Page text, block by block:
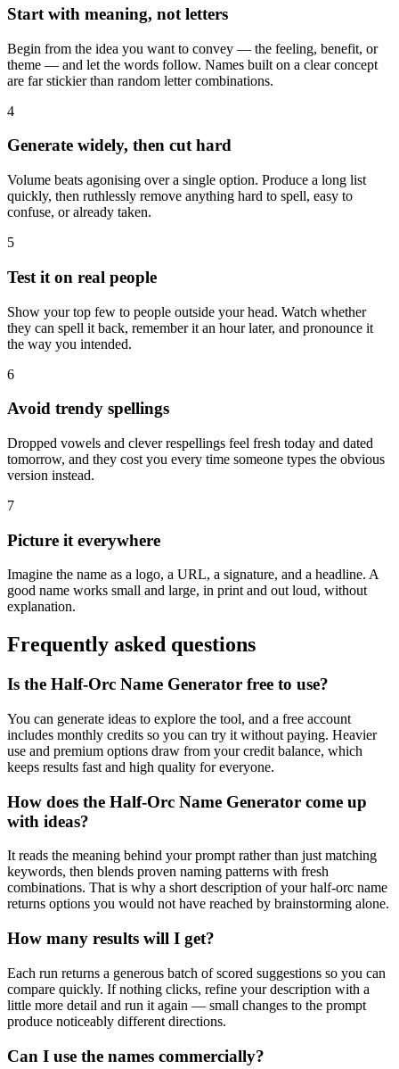
Start with meaning, not letters
Begin from the idea you want to convey — the feeling, benefit, or
theme — and let the words follow. Names built on a clear concept
are far stickier than random letter combinations.
4
Generate widely, then cut hard
Volume beats agonising over a single option. Produce a long list
quickly, then ruthlessly remove anything hard to spell, easy to
confuse, or already taken.
5
Test it on real people
Show your top few to people outside your head. Watch whether
they can spell it back, remember it an hour later, and pronounce it
the way you intended.
6
Avoid trendy spellings
Dropped vowels and clever respellings feel fresh today and dated
tomorrow, and they cost you every time someone types the obvious
version instead.
7
Picture it everywhere
Imagine the name as a logo, a URL, a signature, and a headline. A
good name works small and large, in print and out loud, without
explanation.
Frequently asked questions
Is the Half-Orc Name Generator free to use?
You can generate ideas to explore the tool, and a free account
includes monthly credits so you can try it without paying. Heavier
use and premium options draw from your credit balance, which
keeps results fast and high quality for everyone.
How does the Half-Orc Name Generator come up
with ideas?
It reads the meaning behind your prompt rather than just matching
keywords, then blends proven naming patterns with fresh
combinations. That is why a short description of your half-orc name
returns options you would not have reached by brainstorming alone.
How many results will I get?
Each run returns a generous batch of scored suggestions so you can
compare quickly. If nothing clicks, refine your description with a
little more detail and run it again — small changes to the prompt
produce noticeably different directions.
Can I use the names commercially?